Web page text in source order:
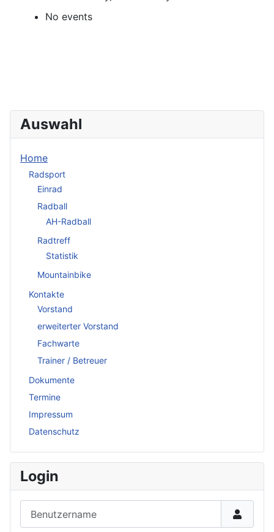
No events
Auswahl
Home
Radsport
Einrad
Radball
AH-Radball
Radtreff
Statistik
Mountainbike
Kontakte
Vorstand
erweiterter Vorstand
Fachwarte
Trainer / Betreuer
Dokumente
Termine
Impressum
Datenschutz
Login